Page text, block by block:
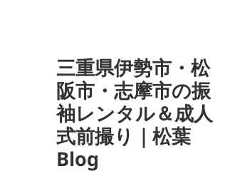
三重県伊勢市・松
阪市・志摩市の振
袖レンタル＆成人
式前撮り｜松葉
Blog